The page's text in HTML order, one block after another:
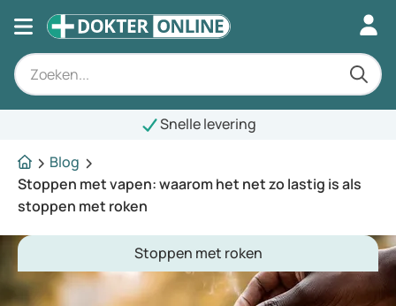
Snelle levering
Blog
Stoppen met vapen: waarom het net zo lastig is als
stoppen met roken
Stoppen met roken